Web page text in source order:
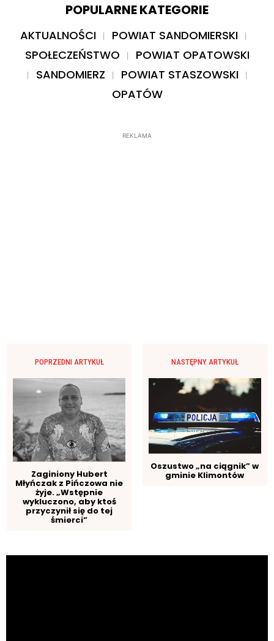
POPULARNE KATEGORIE
AKTUALNOŚCI
POWIAT SANDOMIERSKI
SPOŁECZEŃSTWO
POWIAT OPATOWSKI
SANDOMIERZ
POWIAT STASZOWSKI
OPATÓW
REKLAMA
POPRZEDNI ARTYKUŁ
Zaginiony Hubert
Młyńczak z Pińczowa nie
żyje. „Wstępnie
wykluczono, aby ktoś
przyczynił się do tej
śmierci”
NASTĘPNY ARTYKUŁ
Oszustwo „na ciągnik” w
gminie Klimontów